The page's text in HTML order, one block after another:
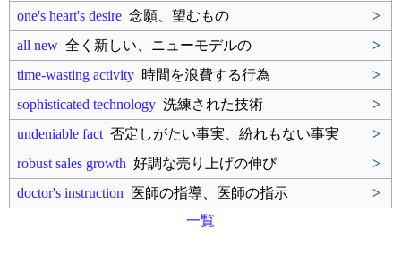
one's heart's desire 念願、望むもの
>
all new 全く新しい、ニューモデルの
>
time-wasting activity 時間を浪費する行為
>
sophisticated technology 洗練された技術
>
undeniable fact 否定しがたい事実、紛れもない事実
>
robust sales growth 好調な売り上げの伸び
>
doctor's instruction 医師の指導、医師の指示
>
一覧